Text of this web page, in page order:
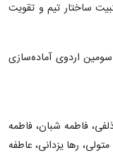
ساختار تیم و تقویت
به سومین اردوی آماده‌سازی
فاطمه شبان، فاطمه
رها یزدانی، عاطفه